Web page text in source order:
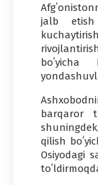
jalb etish
boʻyicha
barqaror
qilish
Osiyodagi